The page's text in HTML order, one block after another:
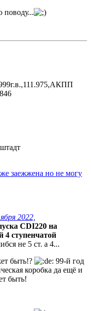
поводу...
заежжена но не могу
2022,
CDI220 на
4 ступенчатой
не 5 ст. а 4...
быть!?
99-й год
коробка да ещё и
быть!